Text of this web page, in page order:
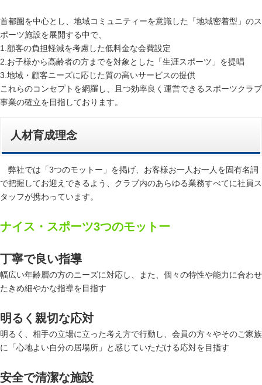
首都圏を中心とし、地域コミュニティーを意識した「地域密着型」のス
ポーツ施設を展開する中で、
1.顧客の負担軽減を考慮した低料金な会費設定
2.お子様から高齢者の方までを対象とした「生涯スポーツ」を提唱
3.地域・顧客ニーズに応じた質の高いサービスの提供
これらのコンセプトを網羅し、且つ効率良く運営できるスポーツクラブ
事業の確立を目指しております。
人材育成理念
弊社では「3つのモットー」を掲げ、お客様お一人お一人を固有名詞
で把握してお迎えできるよう、クラブ内のあらゆる業務すべてに社員ス
タッフが携わっています。
ナイス・スポーツ3つのモットー
丁寧で良い指導
幅広い年齢層の方のニーズに対応し、また、個々の特性や能力に合わせ
たきめ細やかな指導を目指す
明るく親切な応対
明るく、相手の立場に立った考え方で行動し、会員の方々やそのご家族
に「心地よい自分の居場所」と感じていただける応対を目指す
安全で清潔な施設